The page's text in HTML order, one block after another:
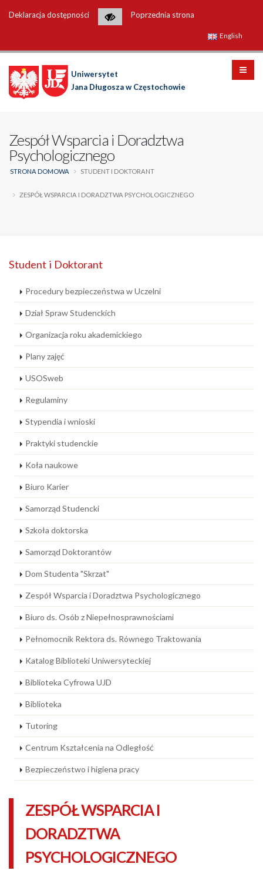
Deklaracja dostępności Poprzednia strona
English
Uniwersytet
Jana Długosza w Częstochowie
Zespół Wsparcia i Doradztwa
Psychologicznego
STRONA DOMOWA STUDENT I DOKTORANT
ZESPÓŁ WSPARCIA I DORADZTWA PSYCHOLOGICZNEGO
Student i Doktorant
Procedury bezpieczeństwa w Uczelni
Dział Spraw Studenckich
Organizacja roku akademickiego
Plany zajęć
USOSweb
Regulaminy
Stypendia i wnioski
Praktyki studenckie
Koła naukowe
Biuro Karier
Samorząd Studencki
Szkoła doktorska
Samorząd Doktorantów
Dom Studenta "Skrzat"
Zespół Wsparcia i Doradztwa Psychologicznego
Biuro ds. Osób z Niepełnosprawnościami
Pełnomocnik Rektora ds. Równego Traktowania
Katalog Biblioteki Uniwersyteckiej
Biblioteka Cyfrowa UJD
Biblioteka
Tutoring
Centrum Kształcenia na Odległość
Bezpieczeństwo i higiena pracy
ZESPÓŁ WSPARCIA I
DORADZTWA
PSYCHOLOGICZNEGO